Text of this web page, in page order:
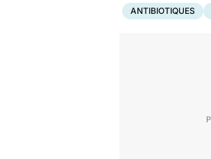
ANTIBIOTIQUES